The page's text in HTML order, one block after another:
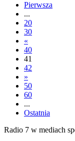
Pierwsza
...
20
30
«
40
41
42
»
50
60
...
Ostatnia
Radio 7 w mediach